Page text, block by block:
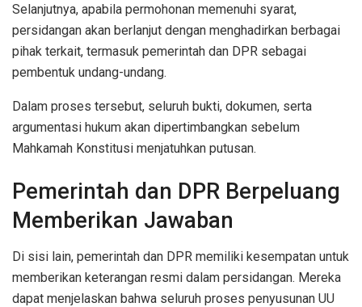
Selanjutnya, apabila permohonan memenuhi syarat,
persidangan akan berlanjut dengan menghadirkan berbagai
pihak terkait, termasuk pemerintah dan DPR sebagai
pembentuk undang-undang.
Dalam proses tersebut, seluruh bukti, dokumen, serta
argumentasi hukum akan dipertimbangkan sebelum
Mahkamah Konstitusi menjatuhkan putusan.
Pemerintah dan DPR Berpeluang
Memberikan Jawaban
Di sisi lain, pemerintah dan DPR memiliki kesempatan untuk
memberikan keterangan resmi dalam persidangan. Mereka
dapat menjelaskan bahwa seluruh proses penyusunan UU